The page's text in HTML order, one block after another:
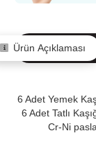
Ürün Açıklaması
6 Adet Yemek
6 Adet Tatlı
Cr-Ni